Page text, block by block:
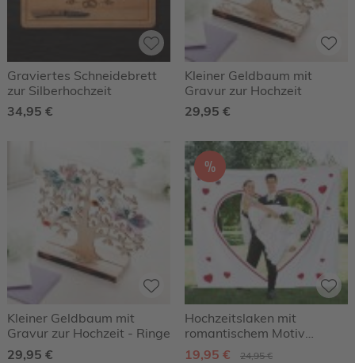
Graviertes Schneidebrett
zur Silberhochzeit
34,95 €
Kleiner Geldbaum mit
Gravur zur Hochzeit
29,95 €
Kleiner Geldbaum mit
Gravur zur Hochzeit - Ringe
29,95 €
%
Hochzeitslaken mit
romantischem Motiv
Wortherz
19,95 € 24,95 €